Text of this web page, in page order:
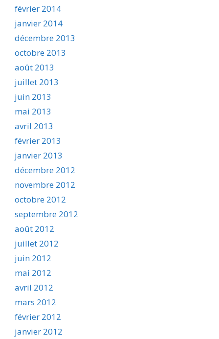
février 2014
janvier 2014
décembre 2013
octobre 2013
août 2013
juillet 2013
juin 2013
mai 2013
avril 2013
février 2013
janvier 2013
décembre 2012
novembre 2012
octobre 2012
septembre 2012
août 2012
juillet 2012
juin 2012
mai 2012
avril 2012
mars 2012
février 2012
janvier 2012